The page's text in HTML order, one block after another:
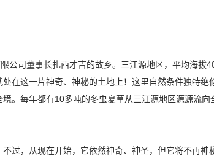
公司董事长扎西才吉的故乡。三江源地区，平均海拔
在这一片神奇、神秘的土地上！这里自然条件独特绝
。每年都有10多吨的冬虫夏草从三江源地区源源流向
过，从现在开始，它依然神奇、神圣，但它将不再神